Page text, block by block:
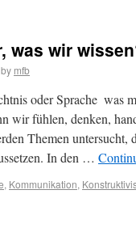
was wir
by mfb
oder Sprache  was
wir fühlen, denken,
Themen untersucht,
In den …
, Kommunikation,